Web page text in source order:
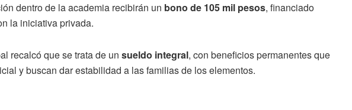
dentro de la academia recibirán un bono de 105 mil pesos, financiado
la iniciativa privada.
recalcó que se trata de un sueldo integral, con beneficios permanentes que
y buscan dar estabilidad a las familias de los elementos.